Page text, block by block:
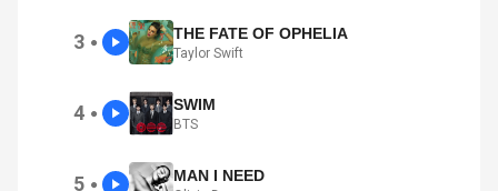
3 ● THE FATE OF OPHELIA
Taylor Swift
4 ● SWIM
BTS
5 ● MAN I NEED